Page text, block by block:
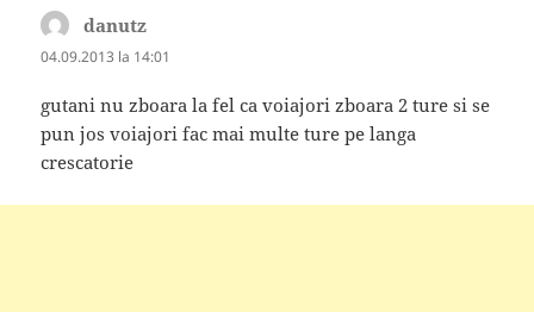
danutz
04.09.2013 la 14:01
gutani nu zboara la fel ca voiajori zboara 2 ture si se
pun jos voiajori fac mai multe ture pe langa
crescatorie